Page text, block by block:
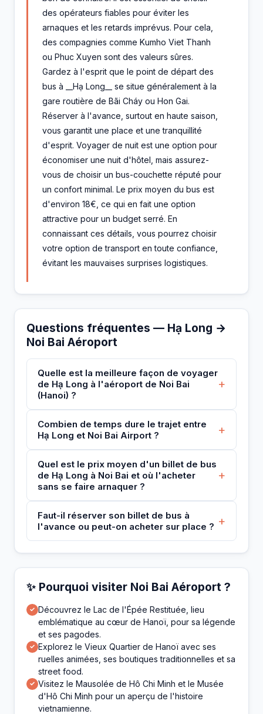
des opérateurs fiables pour éviter les
arnaques et les retards imprévus. Pour cela,
des compagnies comme Kumho Viet Thanh
ou Phuc Xuyen sont des valeurs sûres.
Gardez à l'esprit que le point de départ des
bus à __Hạ Long__ se situe généralement à la
gare routière de Bãi Cháy ou Hon Gai.
Réserver à l'avance, surtout en haute saison,
vous garantit une place et une tranquillité
d'esprit. Voyager de nuit est une option pour
économiser une nuit d'hôtel, mais assurez-
vous de choisir un bus-couchette réputé pour
un confort minimal. Le prix moyen du bus est
d'environ 18€, ce qui en fait une option
attractive pour un budget serré. En
connaissant ces détails, vous pourrez choisir
votre option de transport en toute confiance,
évitant les mauvaises surprises logistiques.
Questions fréquentes — Hạ Long →
Noi Bai Aéroport
Quelle est la meilleure façon de voyager
de Hạ Long à l'aéroport de Noi Bai
(Hanoi) ?
+
Combien de temps dure le trajet entre
Hạ Long et Noi Bai Airport ?
+
Quel est le prix moyen d'un billet de bus
de Hạ Long à Noi Bai et où l'acheter
sans se faire arnaquer ?
+
Faut-il réserver son billet de bus à
l'avance ou peut-on acheter sur place ? +
✨ Pourquoi visiter Noi Bai Aéroport ?
✓ Découvrez le Lac de l'Épée Restituée, lieu
emblématique au cœur de Hanoï, pour sa légende
et ses pagodes.
✓ Explorez le Vieux Quartier de Hanoï avec ses
ruelles animées, ses boutiques traditionnelles et sa
street food.
✓ Visitez le Mausolée de Hô Chi Minh et le Musée
d'Hô Chi Minh pour un aperçu de l'histoire
vietnamienne.